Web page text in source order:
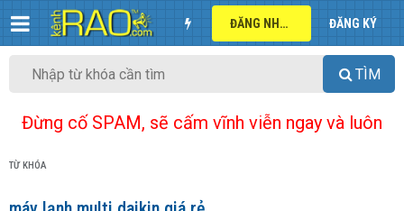
ĐĂNG NHẬP ĐĂNG KÝ
TÌM
Đừng cố SPAM, sẽ cấm vĩnh viễn ngay và luôn
TỪ KHÓA